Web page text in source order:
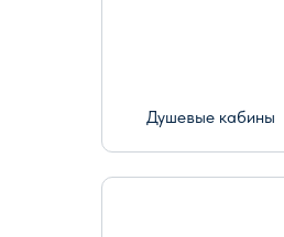
Душевые кабины